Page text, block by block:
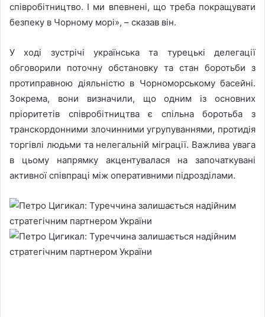
співробітництво. І ми впевнені, що треба покращувати
безпеку в Чорному морі», – сказав він.
У ході зустрічі українська та турецькі делегації
обговорили поточну обстановку та стан боротьби з
протиправною діяльністю в Чорноморському басейні.
Зокрема, вони визначили, що одним із основних
пріоритетів співробітництва є спільна боротьба з
транскордонними злочинними угрупуваннями, протидія
торгівлі людьми та нелегальній міграції. Важлива увага
в цьому напрямку акцентувалася на започаткувані
активної співпраці між оперативними підрозділами.